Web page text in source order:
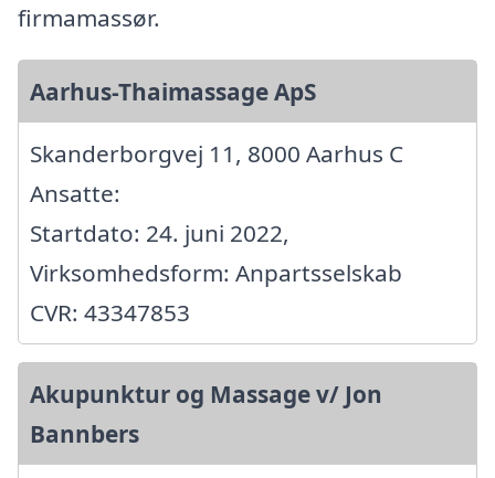
firmamassør.
Aarhus-Thaimassage ApS
Skanderborgvej 11, 8000 Aarhus C
Ansatte:
Startdato: 24. juni 2022,
Virksomhedsform: Anpartsselskab
CVR: 43347853
Akupunktur og Massage v/ Jon
Bannbers